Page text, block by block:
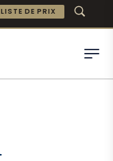
LISTE DE PRIX